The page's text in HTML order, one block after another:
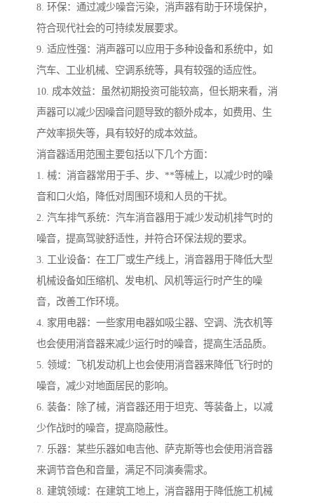
8. 环保：通过减少噪音污染，消声器有助于环境保护，
符合现代社会的可持续发展要求。
9. 适应性强：消声器可以应用于多种设备和系统中，如
汽车、工业机械、空调系统等，具有较强的适应性。
10. 成本效益：虽然初期投资可能较高，但长期来看，消
声器可以减少因噪音问题导致的额外成本，如费用、生
产效率损失等，具有较好的成本效益。
消音器适用范围主要包括以下几个方面：
1. 械：消音器常用于手、步、**等械上，以减少时的噪
音和口火焰，降低对周围环境和人员的干扰。
2. 汽车排气系统：汽车消音器用于减少发动机排气时的
噪音，提高驾驶舒适性，并符合环保法规的要求。
3. 工业设备：在工厂或生产线上，消音器用于降低大型
机械设备如压缩机、发电机、风机等运行时产生的噪
音，改善工作环境。
4. 家用电器：一些家用电器如吸尘器、空调、洗衣机等
也会使用消音器来减少运行时的噪音，提高生活品质。
5. 领域：飞机发动机上也会使用消音器来降低飞行时的
噪音，减少对地面居民的影响。
6. 装备：除了械，消音器还用于坦克、等装备上，以减
少作战时的噪音，提高隐蔽性。
7. 乐器：某些乐器如电吉他、萨克斯等也会使用消音器
来调节音色和音量，满足不同演奏需求。
8. 建筑领域：在建筑工地上，消音器用于降低施工机械